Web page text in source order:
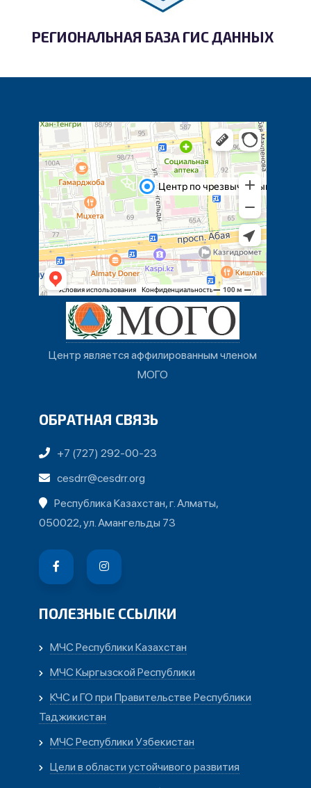
РЕГИОНАЛЬНАЯ БАЗА ГИС ДАННЫХ
Центр является аффилированным членом
МОГО
ОБРАТНАЯ СВЯЗЬ
+7 (727) 292-00-23
cesdrr@cesdrr.org
Республика Казахстан, г. Алматы,
050022, ул. Амангельды 73
ПОЛЕЗНЫЕ ССЫЛКИ
МЧС Республики Казахстан
МЧС Кыргызской Республики
КЧС и ГО при Правительстве Республики
Таджикистан
МЧС Республики Узбекистан
Цели в области устойчивого развития